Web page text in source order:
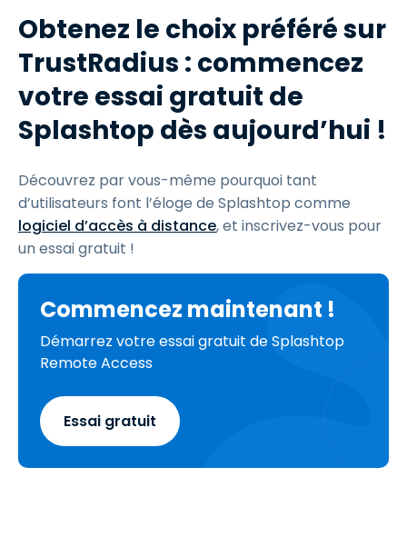
Obtenez le choix préféré sur
TrustRadius : commencez
votre essai gratuit de
Splashtop dès aujourd’hui !
Découvrez par vous-même pourquoi tant
d’utilisateurs font l’éloge de Splashtop comme
logiciel d’accès à distance, et inscrivez-vous pour
un essai gratuit !
Commencez maintenant !
Démarrez votre essai gratuit de Splashtop
Remote Access
Essai gratuit